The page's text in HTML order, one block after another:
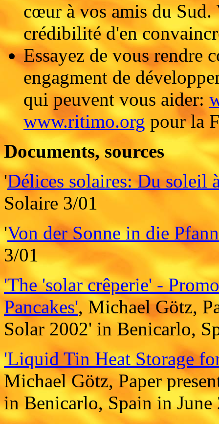
cœur à vos amis du Sud.
crédibilité d'en
Essayez de vous rendre
engagment de
qui peuvent vous aider:
www.ritimo.org pour la
Documents, sources
'Délices solaires: Du soleil
Solaire 3/01
'Von der Sonne in die
3/01
'The 'solar crêperie' -
Pancakes', Michael Götz,
Solar 2002' in Benicarlo,
'Liquid Tin Heat Storage
Michael Götz, Paper
in Benicarlo, Spain in June